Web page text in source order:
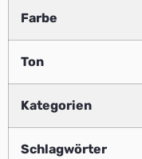
Farbe
Ton
Kategorien
Schlagwörter